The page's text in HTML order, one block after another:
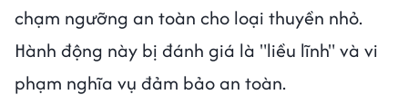
chạm ngưỡng an toàn cho loại thuyền nhỏ.
Hành động này bị đánh giá là "liều lĩnh" và vi
phạm nghĩa vụ đảm bảo an toàn.